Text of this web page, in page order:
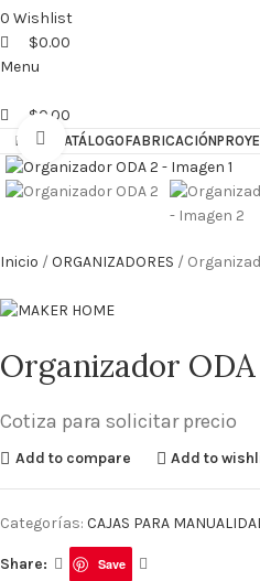
0 Wishlist
$0.00
Menu
$0.00
HOME CATÁLOGOFABRICACIÓN
Click to enlarge
Inicio ORGANIZADORES
Organizador ODA
Cotiza para solicitar precio
Add to compare Add to
Categorías: CAJAS PARA
Share: Save